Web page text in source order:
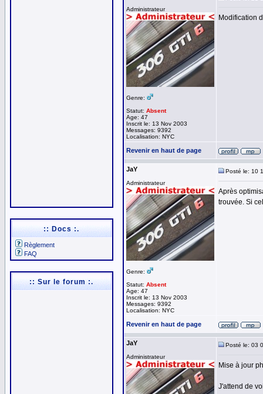
:: Docs :.
Règlement
FAQ
:: Sur le forum :.
Administrateur
Genre:
Statut: Absent
Age: 47
Inscrit le: 13 Nov 2003
Messages: 9392
Localisation: NYC
Modification
Revenir en haut de page
JaY
Administrateur
Genre:
Statut: Absent
Age: 47
Inscrit le: 13 Nov 2003
Messages: 9392
Localisation: NYC
Posté le: 10
Après
trouvée. Si
Revenir en haut de page
JaY
Administrateur
Posté le: 03
Mise à jour
J'attend de